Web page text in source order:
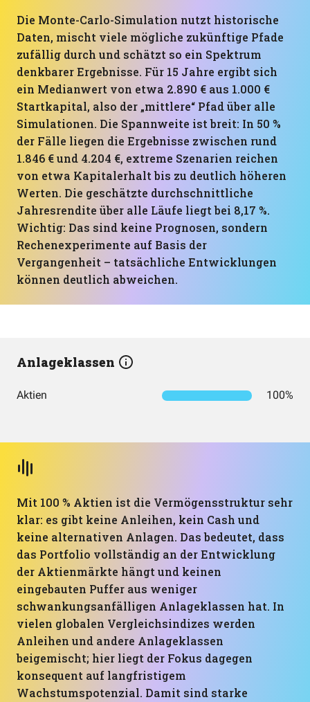
Die Monte-Carlo-Simulation nutzt historische
Daten, mischt viele mögliche zukünftige Pfade
zufällig durch und schätzt so ein Spektrum
denkbarer Ergebnisse. Für 15 Jahre ergibt sich
ein Medianwert von etwa 2.890 € aus 1.000 €
Startkapital, also der „mittlere“ Pfad über alle
Simulationen. Die Spannweite ist breit: In 50 %
der Fälle liegen die Ergebnisse zwischen rund
1.846 € und 4.204 €, extreme Szenarien reichen
von etwa Kapitalerhalt bis zu deutlich höheren
Werten. Die geschätzte durchschnittliche
Jahresrendite über alle Läufe liegt bei 8,17 %.
Wichtig: Das sind keine Prognosen, sondern
Rechenexperimente auf Basis der
Vergangenheit – tatsächliche Entwicklungen
können deutlich abweichen.
Anlageklassen
Aktien 100%
Mit 100 % Aktien ist die Vermögensstruktur sehr
klar: es gibt keine Anleihen, kein Cash und
keine alternativen Anlagen. Das bedeutet, dass
das Portfolio vollständig an der Entwicklung
der Aktienmärkte hängt und keinen
eingebauten Puffer aus weniger
schwankungsanfälligen Anlageklassen hat. In
vielen globalen Vergleichsindizes werden
Anleihen und andere Anlageklassen
beigemischt; hier liegt der Fokus dagegen
konsequent auf langfristigem
Wachstumspotenzial. Damit sind starke